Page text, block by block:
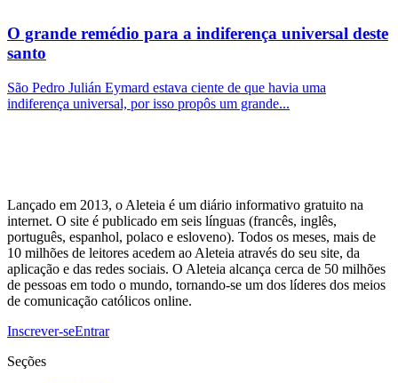
O grande remédio para a indiferença universal deste
santo
São Pedro Julián Eymard estava ciente de que havia uma
indiferença universal, por isso propôs um grande...
Lançado em 2013, o Aleteia é um diário informativo gratuito na
internet. O site é publicado em seis línguas (francês, inglês,
português, espanhol, polaco e esloveno). Todos os meses, mais de
10 milhões de leitores acedem ao Aleteia através do seu site, da
aplicação e das redes sociais. O Aleteia alcança cerca de 50 milhões
de pessoas em todo o mundo, tornando-se um dos líderes dos meios
de comunicação católicos online.
Inscrever-seEntrar
Seções